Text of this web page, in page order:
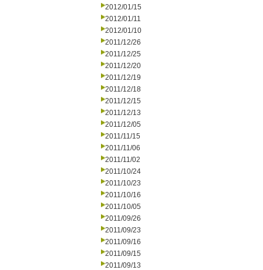
2012/01/15
2012/01/11
2012/01/10
2011/12/26
2011/12/25
2011/12/20
2011/12/19
2011/12/18
2011/12/15
2011/12/13
2011/12/05
2011/11/15
2011/11/06
2011/11/02
2011/10/24
2011/10/23
2011/10/16
2011/10/05
2011/09/26
2011/09/23
2011/09/16
2011/09/15
2011/09/13